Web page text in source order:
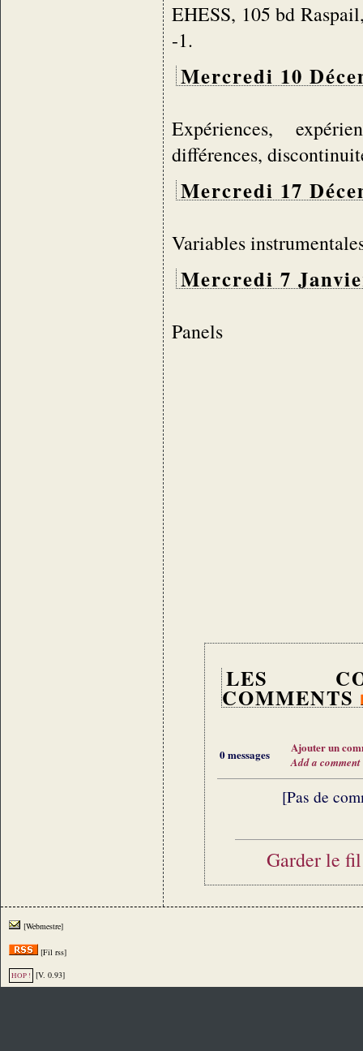
EHESS, 105 bd
-1.
Mercredi 10
Expériences,
différences,
Mercredi 17
Variables
Mercredi 7
Panels
LES
COMMENTS
0 messages Ajouter un
Add a comment
[Pas de
Garder le
[Webmestre]
[Fil rss]
HOP ! [V. 0.93]